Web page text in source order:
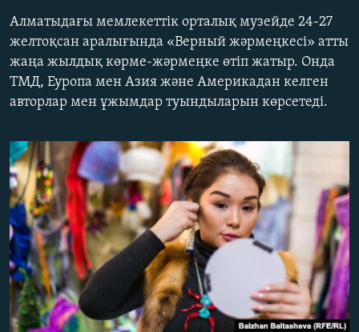
Русский
Басқа тілдерде
Алматыдағы мемлекеттік орталық музейде 24-27
желтоқсан аралығында «Верный жәрмеңкесі» атты
жаңа жылдық көрме-жәрмеңке өтіп жатыр. Онда
ТМД, Еуропа мен Азия және Америкадан келген
авторлар мен ұжымдар туындыларын көрсетеді.